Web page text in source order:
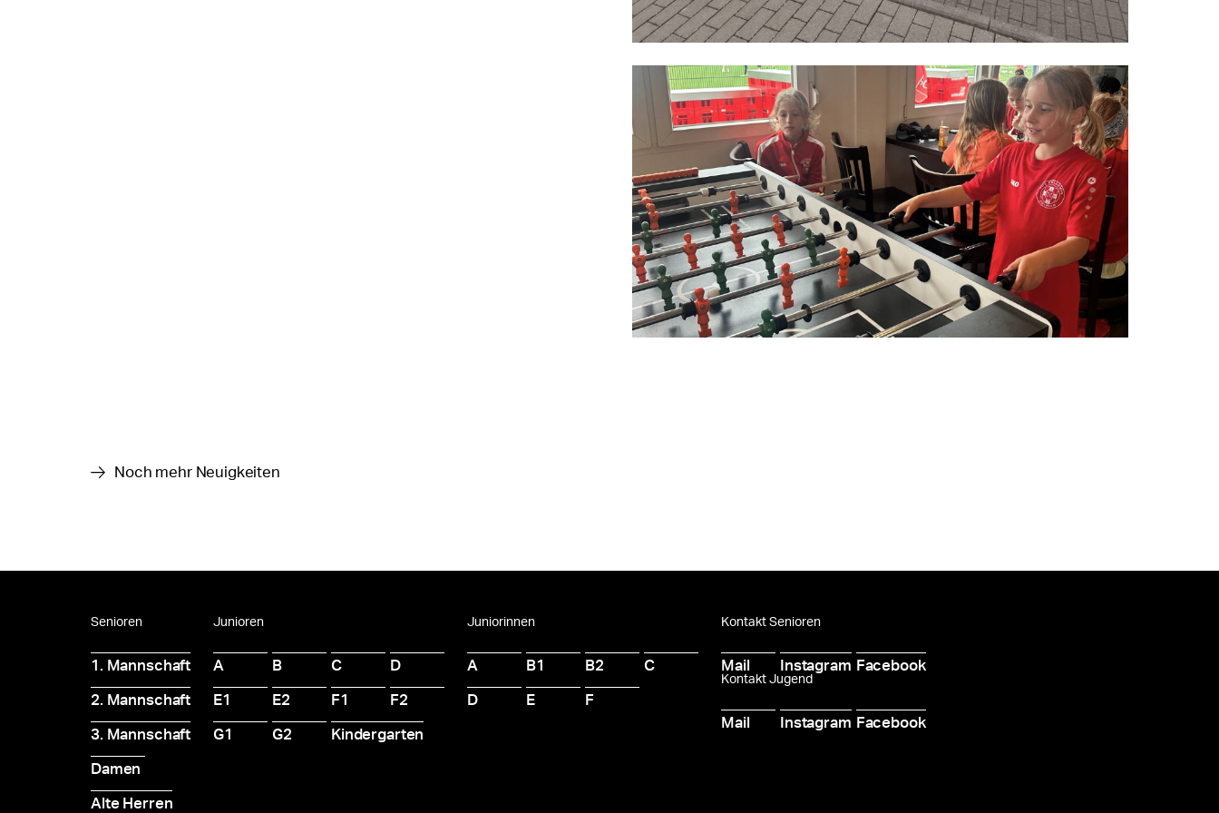
Noch mehr Neuigkeiten
Senioren
1. Mannschaft
2. Mannschaft
3. Mannschaft
Damen
Alte Herren
Junioren
A B C D
E1 E2 F1 F2
G1 G2 Kindergarten
Juniorinnen
A B1 B2 C
D E F
Kontakt Senioren
Mail Instagram Facebook
Kontakt Jugend
Mail Instagram Facebook